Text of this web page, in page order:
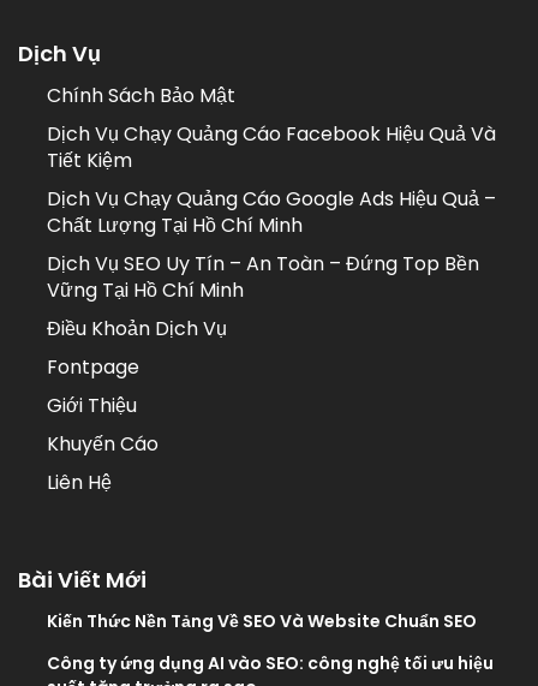
Dịch Vụ
Chính Sách Bảo Mật
Dịch Vụ Chạy Quảng Cáo Facebook Hiệu Quả Và
Tiết Kiệm
Dịch Vụ Chạy Quảng Cáo Google Ads Hiệu Quả –
Chất Lượng Tại Hồ Chí Minh
Dịch Vụ SEO Uy Tín – An Toàn – Đứng Top Bền
Vững Tại Hồ Chí Minh
Điều Khoản Dịch Vụ
Fontpage
Giới Thiệu
Khuyến Cáo
Liên Hệ
Bài Viết Mới
Kiến Thức Nền Tảng Về SEO Và Website Chuẩn SEO
Công ty ứng dụng AI vào SEO: công nghệ tối ưu hiệu